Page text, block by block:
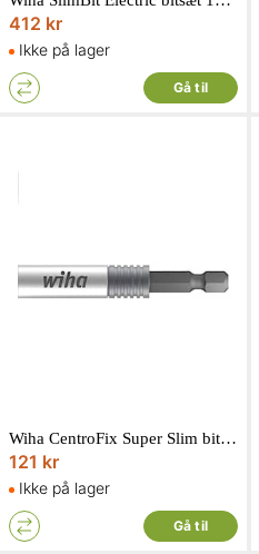
412 kr
Ikke på lager
Gå til
Wiha CentroFix Super Slim bitholder
121 kr
Ikke på lager
Gå til